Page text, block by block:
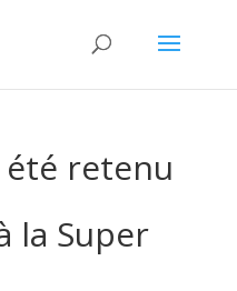
été retenu
la Super